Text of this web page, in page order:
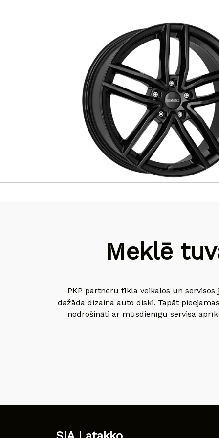
Meklē
PKP partneru tīkla veikalos un
dažāda dizaina auto diski. Tapāt
nodrošināti ar mūsdienīgu servisa